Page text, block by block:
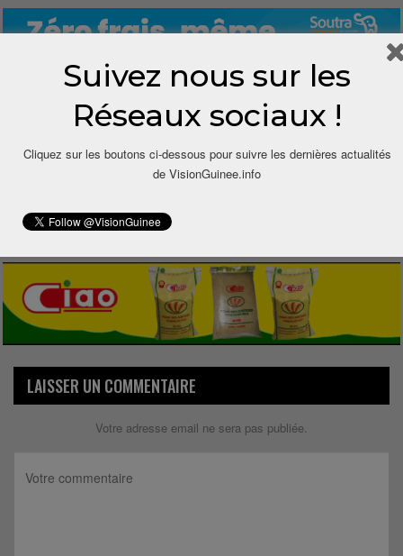
0
LAISSER UN COMMENTAIRE
Votre adresse email ne sera pas publiée.
Suivez nous sur les
Réseaux sociaux !
Cliquez sur les boutons ci-dessous pour suivre les dernières actualités
de VisionGuinee.info